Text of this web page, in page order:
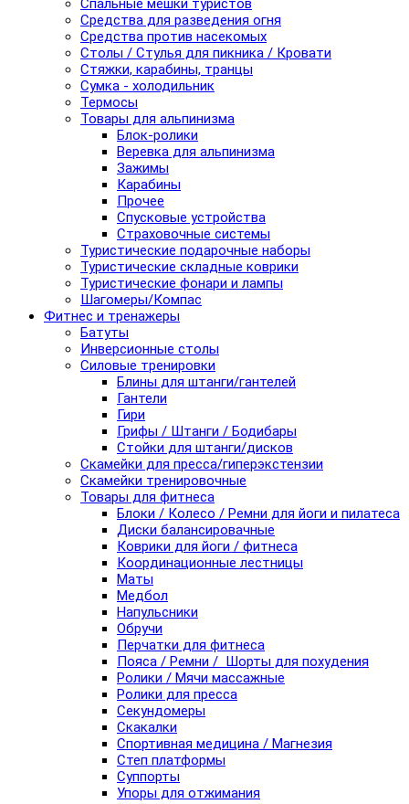
Спальные мешки туристов
Средства для разведения огня
Средства против насекомых
Столы / Стулья для пикника / Кровати
Стяжки, карабины, транцы
Сумка - холодильник
Термосы
Товары для альпинизма
Блок-ролики
Веревка для альпинизма
Зажимы
Карабины
Прочее
Спусковые устройства
Страховочные системы
Туристические подарочные наборы
Туристические складные коврики
Туристические фонари и лампы
Шагомеры/Компас
Фитнес и тренажеры
Батуты
Инверсионные столы
Силовые тренировки
Блины для штанги/гантелей
Гантели
Гири
Грифы / Штанги / Бодибары
Стойки для штанги/дисков
Скамейки для пресса/гиперэкстензии
Скамейки тренировочные
Товары для фитнеса
Блоки / Колесо / Ремни для йоги и пилатеса
Диски балансировачные
Коврики для йоги / фитнеса
Координационные лестницы
Маты
Медбол
Напульсники
Обручи
Перчатки для фитнеса
Пояса / Ремни / Шорты для похудения
Ролики / Мячи массажные
Ролики для пресса
Секундомеры
Скакалки
Спортивная медицина / Магнезия
Степ платформы
Суппорты
Упоры для отжимания